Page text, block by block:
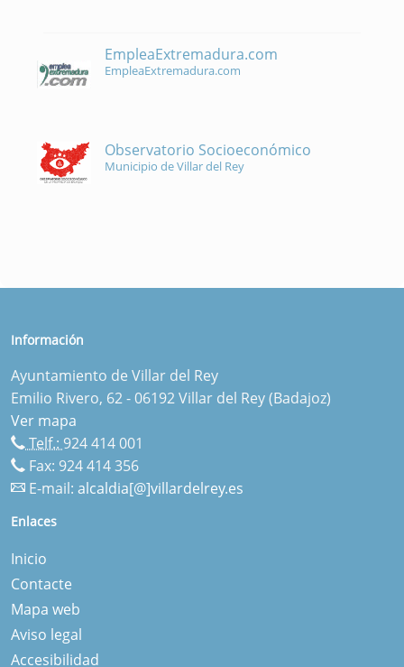
EmpleaExtremadura.com
EmpleaExtremadura.com
Observatorio Socioeconómico
Municipio de Villar del Rey
Información
Ayuntamiento de Villar del Rey
Emilio Rivero, 62 - 06192 Villar del Rey (Badajoz)
Ver mapa
Telf.: 924 414 001
Fax: 924 414 356
E-mail: alcaldia[@]villardelrey.es
Enlaces
Inicio
Contacte
Mapa web
Aviso legal
Accesibilidad